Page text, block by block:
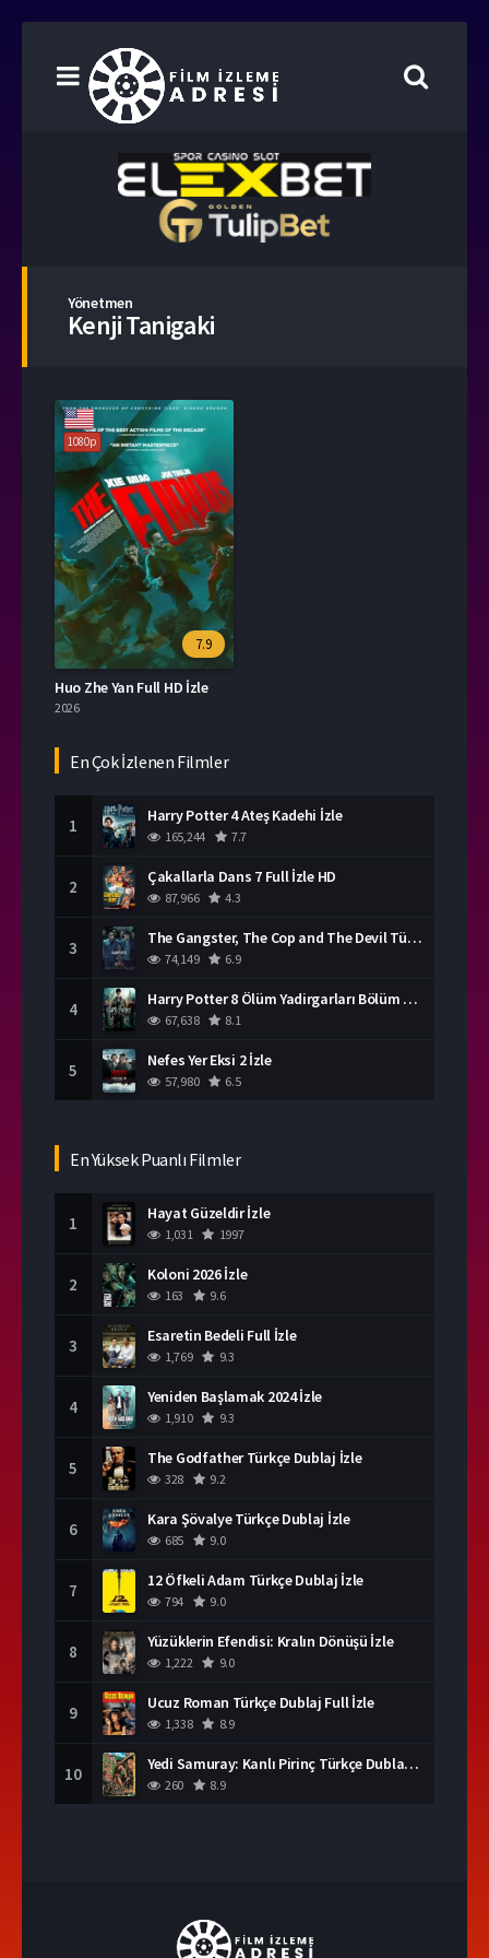
Yönetmen
Kenji Tanigaki
1080p
7.9
Huo Zhe Yan Full HD İzle
2026
En Çok İzlenen Filmler
1 Harry Potter 4 Ateş Kadehi İzle
165,244 7.7
2 Çakallarla Dans 7 Full İzle HD
87,966 4.3
3 The Gangster, The Cop and The Devil Türkçe Dublaj İzle
74,149 6.9
4 Harry Potter 8 Ölüm Yadirgarları Bölüm 2 İzle
67,638 8.1
5 Nefes Yer Eksi 2 İzle
57,980 6.5
En Yüksek Puanlı Filmler
1 Hayat Güzeldir İzle
1,031 1997
2 Koloni 2026 İzle
163 9.6
3 Esaretin Bedeli Full İzle
1,769 9.3
4 Yeniden Başlamak 2024 İzle
1,910 9.3
5 The Godfather Türkçe Dublaj İzle
328 9.2
6 Kara Şövalye Türkçe Dublaj İzle
685 9.0
7 12 Öfkeli Adam Türkçe Dublaj İzle
794 9.0
8 Yüzüklerin Efendisi: Kralın Dönüşü İzle
1,222 9.0
9 Ucuz Roman Türkçe Dublaj Full İzle
1,338 8.9
10 Yedi Samuray: Kanlı Pirinç Türkçe Dublaj İzle
260 8.9